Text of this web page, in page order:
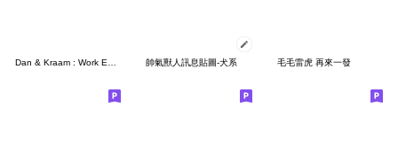
帥氣獸人訊息貼圖-犬系 毛毛雷虎 再來一發